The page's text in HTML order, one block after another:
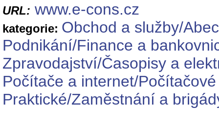
URL: www.e-cons.cz
kategorie: Obchod a služby/
Podnikání/Finance a
Zpravodajství/Časopisy a
Počítače a internet/
Praktické/Zaměstnání a